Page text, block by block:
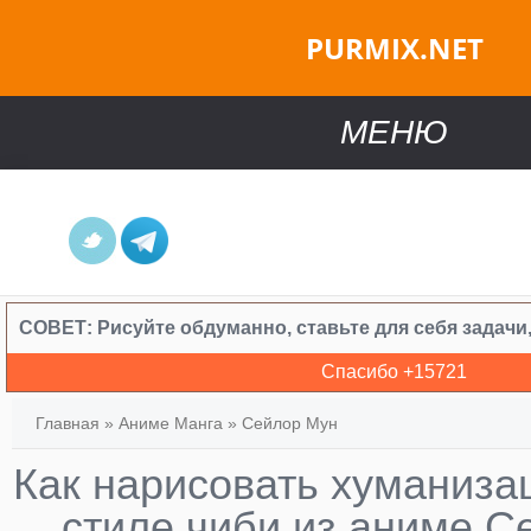
PURMIX.NET
МЕНЮ
СОВЕТ: Рисуйте обдуманно, ставьте для себя
Спасибо +15721
Главная » Аниме Манга » Сейлор Мун
Как нарисовать